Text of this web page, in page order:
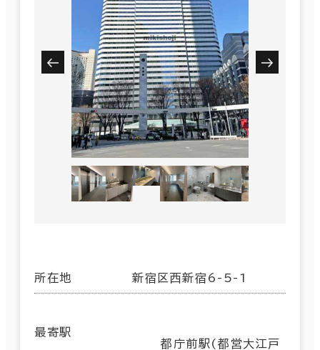
所在地 新宿区西新宿6-5-1
最寄駅
都庁前駅(都営大江戸